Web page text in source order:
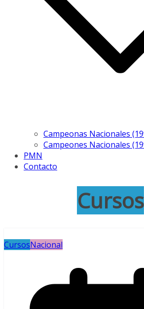
Campeonas Nacionales
Campeones Nacionales
PMN
Contacto
Cursos
CursosNacional